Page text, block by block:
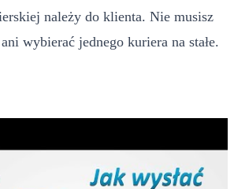
należy do klienta. Nie musisz
wybierać jednego kuriera na stałe.